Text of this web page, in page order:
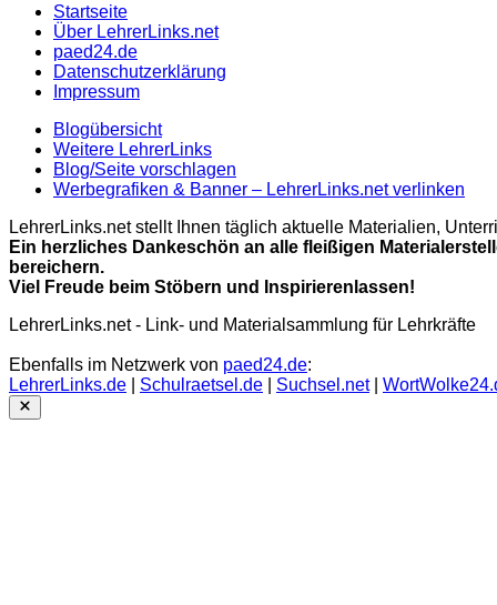
Startseite
Über LehrerLinks.net
paed24.de
Datenschutzerklärung
Impressum
Blogübersicht
Weitere LehrerLinks
Blog/Seite vorschlagen
Werbegrafiken & Banner – LehrerLinks.net verlinken
LehrerLinks.net stellt Ihnen täglich aktuelle Materialien,
Ein herzliches Dankeschön an alle fleißigen
bereichern.
Viel Freude beim Stöbern und Inspirierenlassen!
LehrerLinks.net - Link- und Materialsammlung für Lehrkräfte
Ebenfalls im Netzwerk von paed24.de:
LehrerLinks.de
Schulraetsel.de Suchsel.net|
Close